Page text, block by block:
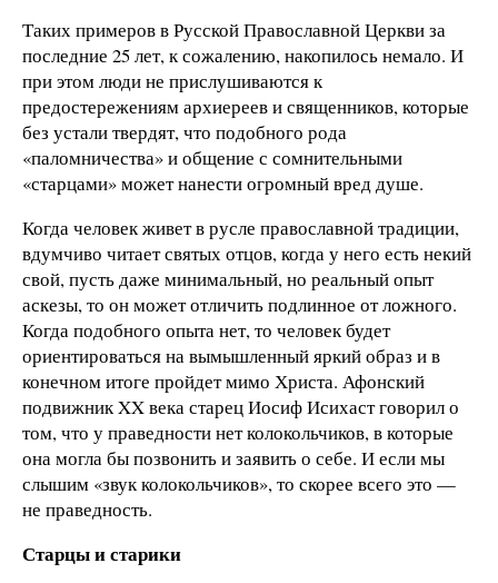
Таких примеров в Русской Православной Церкви за
последние 25 лет, к сожалению, накопилось немало. И
при этом люди не прислушиваются к
предостережениям архиереев и священников, которые
без устали твердят, что подобного рода
«паломничества» и общение с сомнительными
«старцами» может нанести огромный вред душе.
Когда человек живет в русле православной традиции,
вдумчиво читает святых отцов, когда у него есть некий
свой, пусть даже минимальный, но реальный опыт
аскезы, то он может отличить подлинное от ложного.
Когда подобного опыта нет, то человек будет
ориентироваться на вымышленный яркий образ и в
конечном итоге пройдет мимо Христа. Афонский
подвижник XX века старец Иосиф Исихаст говорил о
том, что у праведности нет колокольчиков, в которые
она могла бы позвонить и заявить о себе. И если мы
слышим «звук колокольчиков», то скорее всего это —
не праведность.
Старцы и старики